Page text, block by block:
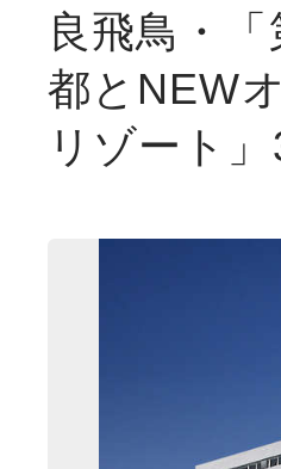
良飛鳥・
都とNEW
リゾート